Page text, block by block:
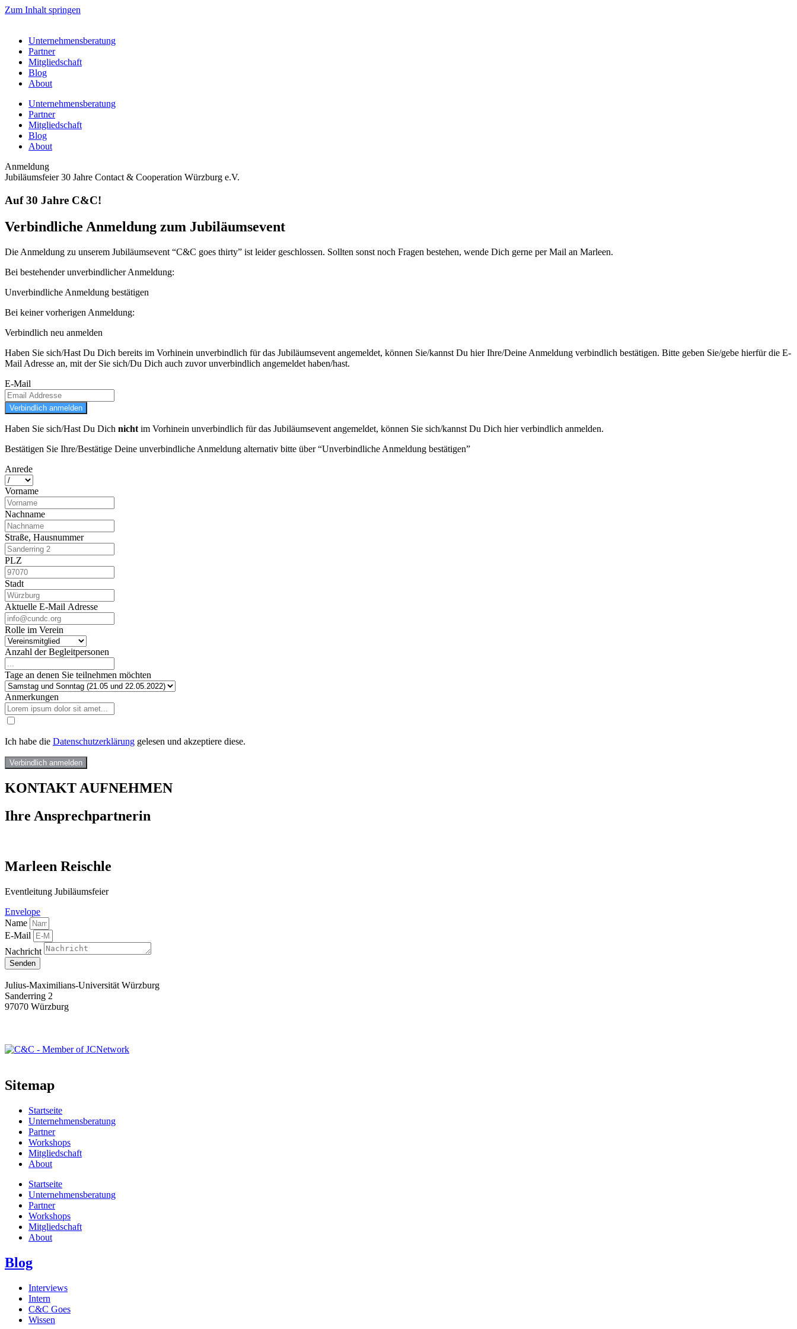
Zum Inhalt springen
Unternehmensberatung
Partner
Mitgliedschaft
Blog
About
Unternehmensberatung
Partner
Mitgliedschaft
Blog
About
Anmeldung
Jubiläumsfeier 30 Jahre Contact & Cooperation Würzburg e.V.
Auf 30 Jahre C&C!
Verbindliche Anmeldung zum Jubiläumsevent
Die Anmeldung zu unserem Jubiläumsevent “C&C goes thirty” ist leider geschlossen. Sollten sonst noch Fragen bestehen, wende Dich gerne per Mail an Marleen.
Bei bestehender unverbindlicher Anmeldung:
Unverbindliche Anmeldung bestätigen
Bei keiner vorherigen Anmeldung:
Verbindlich neu anmelden
Haben Sie sich/Hast Du Dich bereits im Vorhinein unverbindlich für das Jubiläumsevent angemeldet, können Sie/kannst Du hier Ihre/Deine Anmeldung verbindlich bestätigen. Bitte geben Sie/gebe hierfür die E-
Mail Adresse an, mit der Sie sich/Du Dich auch zuvor unverbindlich angemeldet haben/hast.
E-Mail
Verbindlich anmelden
Haben Sie sich/Hast Du Dich nicht im Vorhinein unverbindlich für das Jubiläumsevent angemeldet, können Sie sich/kannst Du Dich hier verbindlich anmelden.
Bestätigen Sie Ihre/Bestätige Deine unverbindliche Anmeldung alternativ bitte über “Unverbindliche Anmeldung bestätigen”
Anrede
Vorname
Nachname
Straße, Hausnummer
PLZ
Stadt
Aktuelle E-Mail Adresse
Rolle im Verein
Anzahl der Begleitpersonen
Tage an denen Sie teilnehmen möchten
Anmerkungen
Ich habe die Datenschutzerklärung gelesen und akzeptiere diese.
Verbindlich anmelden
KONTAKT AUFNEHMEN
Ihre Ansprechpartnerin
Marleen Reischle
Eventleitung Jubiläumsfeier
Envelope
Name
E-Mail
Nachricht
Senden
Julius-Maximilians-Universität Würzburg
Sanderring 2
97070 Würzburg
Sitemap
Startseite
Unternehmensberatung
Partner
Workshops
Mitgliedschaft
About
Startseite
Unternehmensberatung
Partner
Workshops
Mitgliedschaft
About
Blog
Interviews
Intern
C&C Goes
Wissen